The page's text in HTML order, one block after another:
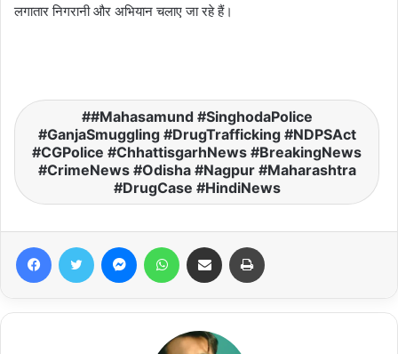
लगातार निगरानी और अभियान चलाए जा रहे हैं।
#Mahasamund #SinghodaPolice
#GanjaSmuggling #DrugTrafficking #NDPSAct
#CGPolice #ChhattisgarhNews #BreakingNews
#CrimeNews #Odisha #Nagpur #Maharashtra
#DrugCase #HindiNews
FacebookTwitter MessengerWhatsAppShare via Email